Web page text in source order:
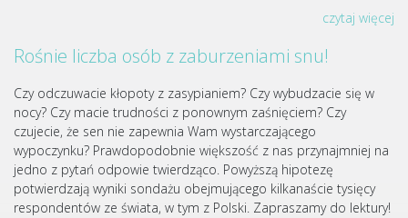
czytaj więcej
Rośnie liczba osób z zaburzeniami snu!
Czy odczuwacie kłopoty z zasypianiem? Czy wybudzacie się w
nocy? Czy macie trudności z ponownym zaśnięciem? Czy
czujecie, że sen nie zapewnia Wam wystarczającego
wypoczynku? Prawdopodobnie większość z nas przynajmniej na
jedno z pytań odpowie twierdząco. Powyższą hipotezę
potwierdzają wyniki sondażu obejmującego kilkanaście tysięcy
respondentów ze świata, w tym z Polski. Zapraszamy do lektury!